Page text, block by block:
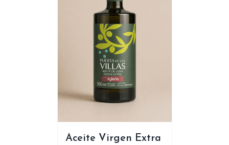
Aceite Virgen Extra